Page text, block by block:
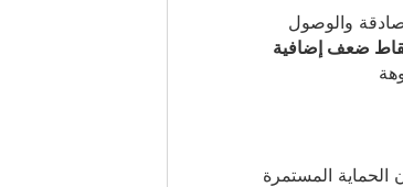
والوصول
ضعف إضافية
المستمرة